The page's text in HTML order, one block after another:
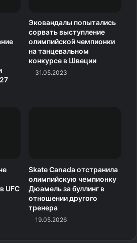
Эковандалы попытались
сорвать выступление
олимпийской чемпионки
на танцевальном
конкурсе в Швеции
31.05.2023
UFC
Skate Canada отстранила
олимпийскую чемпионку
Дюамель за буллинг в
отношении другого
тренера
19.05.2026